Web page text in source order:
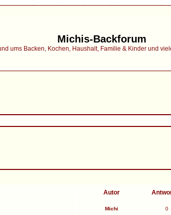
Michis-Backforum
ums Backen, Kochen, Haushalt, Familie & Kinder und
Autor
Michi 0